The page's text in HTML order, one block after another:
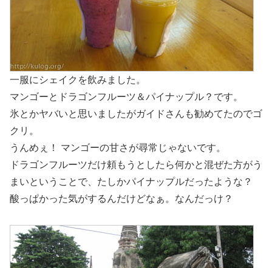
一服にシェイクを飲みました。
マンゴーとドラゴンフルーツ＆パイナップル？です。
氷とかヤバいと思いましたがガイドさんも勧めてたのでゴ
クリ。
うんめぇ！ マンゴーの甘さが尋常じゃないです。
ドラゴンフルーツだけ頼もうとしたら何かと混ぜた方がう
まいということで、たしかパイナップルだったような？
酸っぱかった気がするんだけどなぁ。なんだっけ？